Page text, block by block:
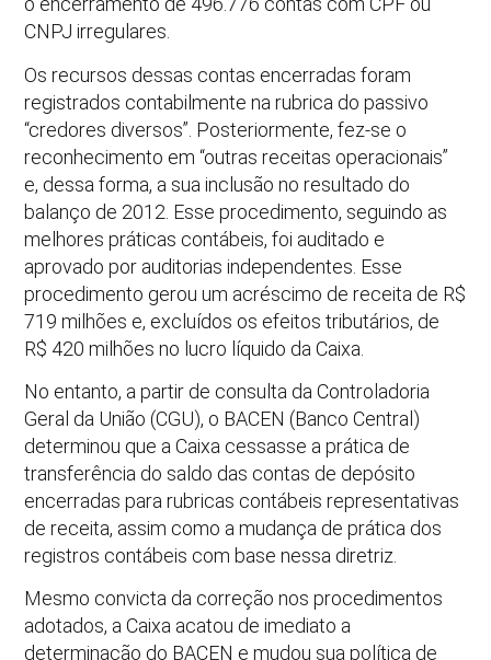
CNPJ irregulares.
Os recursos dessas contas encerradas foram
registrados contabilmente na rubrica do passivo
“credores diversos”. Posteriormente, fez-se o
reconhecimento em “outras receitas operacionais”
e, dessa forma, a sua inclusão no resultado do
balanço de 2012. Esse procedimento, seguindo as
melhores práticas contábeis, foi auditado e
aprovado por auditorias independentes. Esse
procedimento gerou um acréscimo de receita de R$
719 milhões e, excluídos os efeitos tributários, de
R$ 420 milhões no lucro líquido da Caixa.
No entanto, a partir de consulta da Controladoria
Geral da União (CGU), o BACEN (Banco Central)
determinou que a Caixa cessasse a prática de
transferência do saldo das contas de depósito
encerradas para rubricas contábeis representativas
de receita, assim como a mudança de prática dos
registros contábeis com base nessa diretriz.
Mesmo convicta da correção nos procedimentos
adotados, a Caixa acatou de imediato a
determinação do BACEN e mudou sua política de